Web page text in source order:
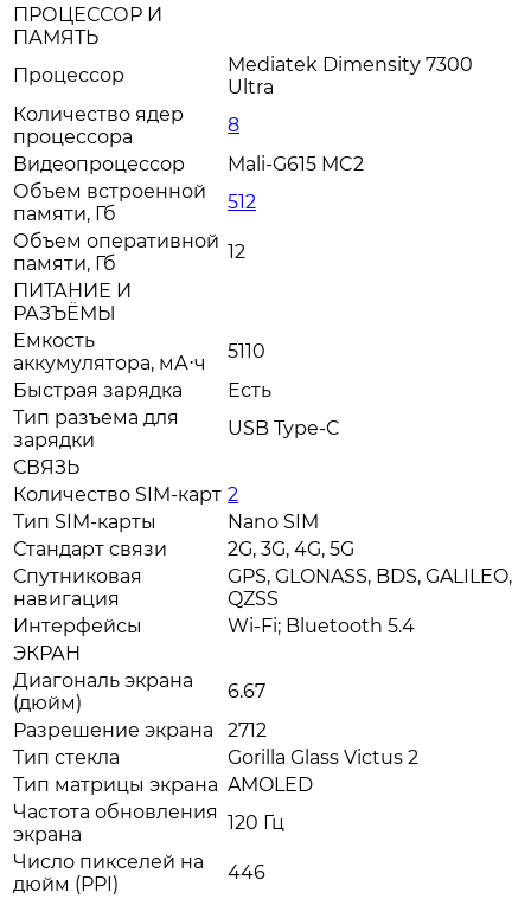
ПРОЦЕССОР И
ПАМЯТЬ
Процессор
Mediatek Dimensity 7300
Ultra
Количество ядер
процессора
8
Видеопроцессор
Mali-G615 MC2
Объем встроенной
памяти, Гб
512
Объем оперативной
памяти, Гб
12
ПИТАНИЕ И
РАЗЪЁМЫ
Емкость
аккумулятора, мА⋅ч
5110
Быстрая зарядка
Есть
Тип разъема для
зарядки
USB Type-C
СВЯЗЬ
Количество SIM-карт 2
Тип SIM-карты
Nano SIM
Стандарт связи
2G, 3G, 4G, 5G
Спутниковая
навигация
GPS, GLONASS, BDS, GALILEO,
QZSS
Интерфейсы
Wi-Fi; Bluetooth 5.4
ЭКРАН
Диагональ экрана
(дюйм)
6.67
Разрешение экрана
2712
Тип стекла
Gorilla Glass Victus 2
Тип матрицы экрана AMOLED
Частота обновления
экрана
120 Гц
Число пикселей на
дюйм (PPI)
446